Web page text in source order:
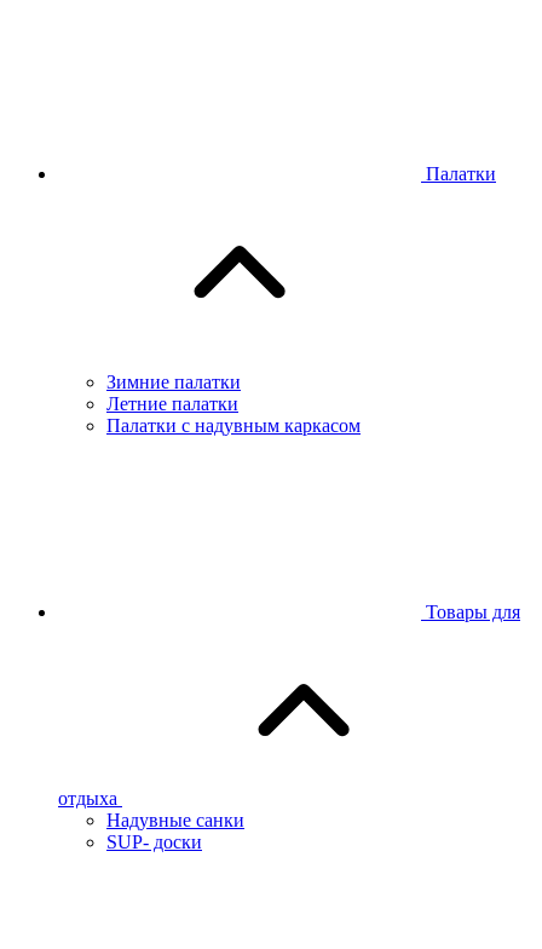
Палатки
Зимние палатки
Летние палатки
Палатки с надувным каркасом
Товары для
отдыха
Надувные санки
SUP- доски